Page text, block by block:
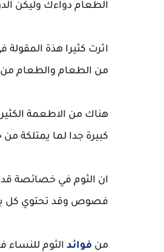
الطعام دواءك وليكن
اثرت كثيرا هذة المقولة
من الطعام والطعام
هناك من الاطعمة
كبيرة جدا لما يمتلكة
ان الثوم في خصائصة قد
فصوص وقد تحتوي كل بصلة من
من فوائد الثوم للنساء